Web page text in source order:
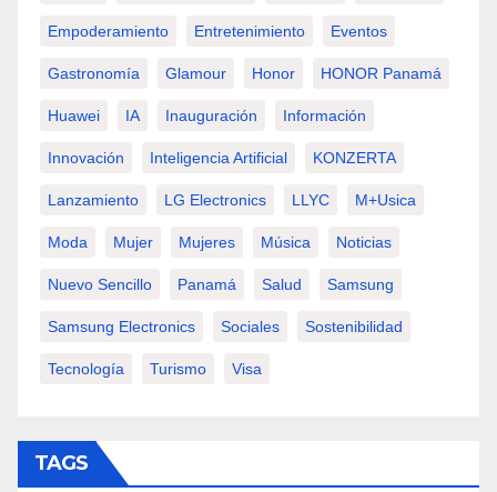
Empoderamiento Entretenimiento Eventos
Gastronomía Glamour Honor HONOR Panamá
Huawei IA Inauguración Información
Innovación Inteligencia Artificial KONZERTA
Lanzamiento LG Electronics LLYC M+usica
Moda Mujer Mujeres Música Noticias
Nuevo Sencillo Panamá Salud Samsung
Samsung Electronics Sociales Sostenibilidad
Tecnología Turismo Visa
TAGS